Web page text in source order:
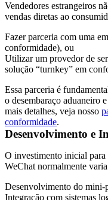
Vendedores estrangeiros
vendas diretas ao
Fazer parceria com uma
conformidade), ou
Utilizar um provedor de
solução “turnkey” em
Essa parceria é
o desembaraço aduaneiro
mais detalhes, veja nosso
conformidade.
Desenvolvimento e
O investimento inicial
WeChat normalmente
Desenvolvimento do mini-
Integração com sistemas